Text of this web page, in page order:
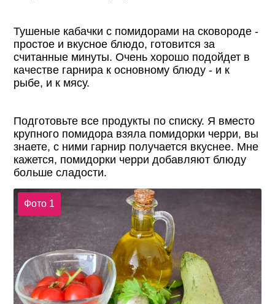
Тушеные кабачки с помидорами на сковороде -
простое и вкусное блюдо, готовится за
считанные минуты. Очень хорошо подойдет в
качестве гарнира к основному блюду - и к
рыбе, и к мясу.
Подготовьте все продукты по списку. Я вместо
крупного помидора взяла помидорки черри, вы
знаете, с ними гарнир получается вкуснее. Мне
кажется, помидорки черри добавляют блюду
больше сладости.
Фото 1